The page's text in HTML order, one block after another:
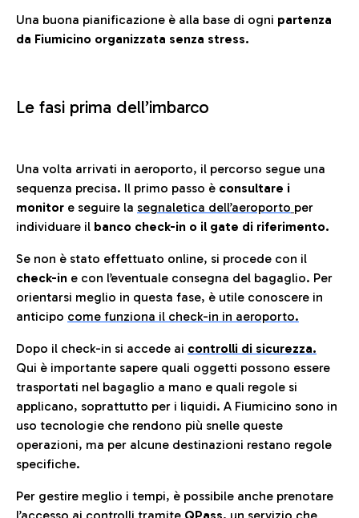
Una buona pianificazione è alla base di ogni partenza
da Fiumicino organizzata senza stress.
Le fasi prima dell’imbarco
Una volta arrivati in aeroporto, il percorso segue una
sequenza precisa. Il primo passo è consultare i
monitor e seguire la segnaletica dell’aeroporto per
individuare il banco check-in o il gate di riferimento.
Se non è stato effettuato online, si procede con il
check-in e con l’eventuale consegna del bagaglio. Per
orientarsi meglio in questa fase, è utile conoscere in
anticipo come funziona il check-in in aeroporto.
Dopo il check-in si accede ai controlli di sicurezza.
Qui è importante sapere quali oggetti possono essere
trasportati nel bagaglio a mano e quali regole si
applicano, soprattutto per i liquidi. A Fiumicino sono in
uso tecnologie che rendono più snelle queste
operazioni, ma per alcune destinazioni restano regole
specifiche.
Per gestire meglio i tempi, è possibile anche prenotare